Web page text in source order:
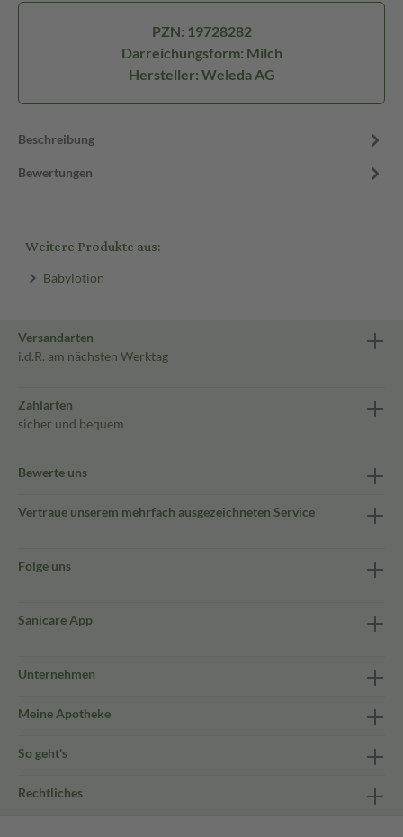
PZN: 19728282
Darreichungsform: Milch
Hersteller: Weleda AG
Beschreibung
Bewertungen
Weitere Produkte aus:
Babylotion
Versandarten
i.d.R. am nächsten Werktag
Zahlarten
sicher und bequem
Bewerte uns
Vertraue unserem mehrfach ausgezeichneten Service
Folge uns
Sanicare App
Unternehmen
Meine Apotheke
So geht's
Rechtliches